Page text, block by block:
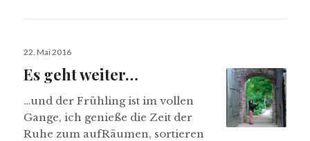
Veröffentlicht
22. Mai 2016
Es geht weiter…
…und der Frühling ist im vollen
Gange, ich genieße die Zeit der
Ruhe zum aufRäumen, sortieren